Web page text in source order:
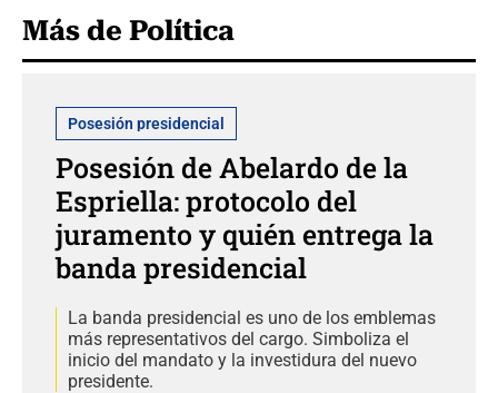
Más de Política
Posesión presidencial
Posesión de Abelardo de la
Espriella: protocolo del
juramento y quién entrega la
banda presidencial
La banda presidencial es uno de los emblemas
más representativos del cargo. Simboliza el
inicio del mandato y la investidura del nuevo
presidente.